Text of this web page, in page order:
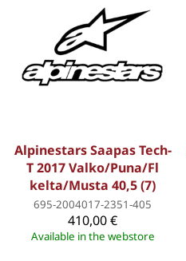
Alpinestars Saapas Tech-
T 2017 Valko/Puna/Fl
kelta/Musta 40,5 (7)
695-2004017-2351-405
410,00 €
Available in the webstore